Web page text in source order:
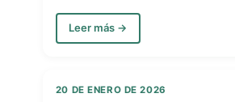
Leer más →
20 DE ENERO DE 2026